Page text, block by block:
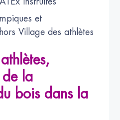
et
Village des athlètes
de la
bois dans la